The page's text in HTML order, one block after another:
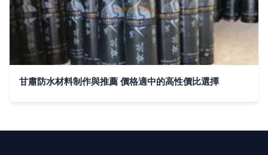
甘肅防水材料制作與推薦 價格適中的高性價比選擇